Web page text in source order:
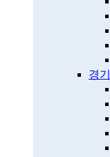
경